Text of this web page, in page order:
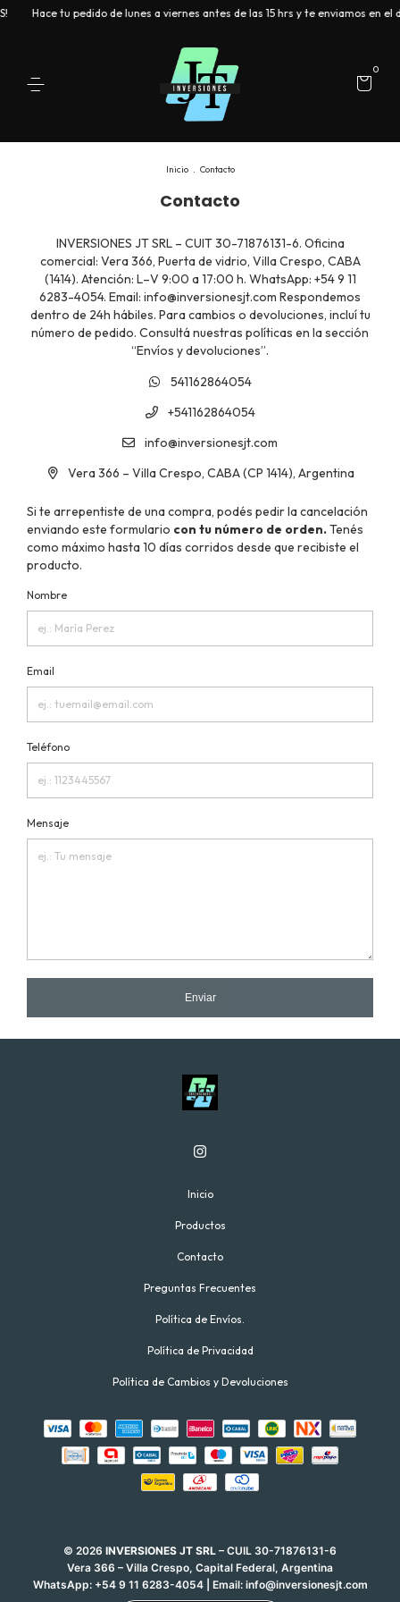
Hace tu pedido de lunes a viernes antes de las 15 hrs y te enviamos en el
0
Inicio . Contacto
Contacto
INVERSIONES JT SRL – CUIT 30-71876131-6. Oficina
comercial: Vera 366, Puerta de vidrio, Villa Crespo, CABA
(1414). Atención: L–V 9:00 a 17:00 h. WhatsApp: +54 9 11
6283-4054. Email: info@inversionesjt.com Respondemos
dentro de 24h hábiles. Para cambios o devoluciones, incluí tu
número de pedido. Consultá nuestras políticas en la sección
“Envíos y devoluciones”.
541162864054
+541162864054
info@inversionesjt.com
Vera 366 – Villa Crespo, CABA (CP 1414), Argentina
Si te arrepentiste de una compra, podés pedir la cancelación
enviando este formulario con tu número de orden.Tenés
como máximo hasta 10 días corridos desde que recibiste el
producto.
Nombre
Email
Teléfono
Mensaje
Enviar
Inicio
Productos
Contacto
Preguntas Frecuentes
Política de Envíos.
Política de Privacidad
Política de Cambios y Devoluciones
© 2026 INVERSIONES JT SRL – CUIL 30-71876131-6
Vera 366 – Villa Crespo, Capital Federal, Argentina
WhatsApp: +54 9 11 6283-4054| Email: info@inversionesjt.com